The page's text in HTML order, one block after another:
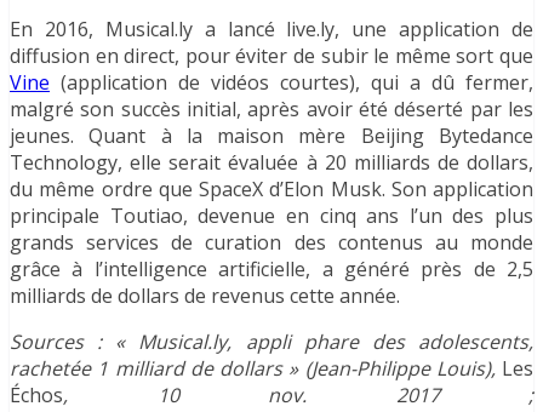
En 2016, Musical.ly a lancé live.ly, une application de
diffusion en direct, pour éviter de subir le même sort que
Vine (application de vidéos courtes), qui a dû fermer,
malgré son succès initial, après avoir été déserté par les
jeunes. Quant à la maison mère Beijing Bytedance
Technology, elle serait évaluée à 20 milliards de dollars,
du même ordre que SpaceX d’Elon Musk. Son application
principale Toutiao, devenue en cinq ans l’un des plus
grands services de curation des contenus au monde
grâce à l’intelligence artificielle, a généré près de 2,5
milliards de dollars de revenus cette année.
Sources : « Musical.ly, appli phare des adolescents,
rachetée 1 milliard de dollars » (Jean-Philippe Louis), Les
Échos, 10 nov. 2017 ;